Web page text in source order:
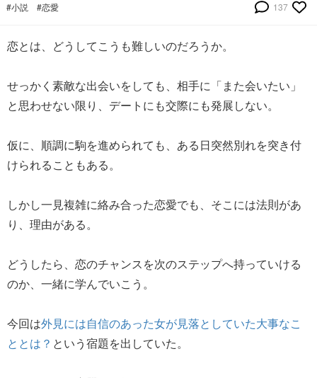
#小説
#恋愛 137
恋とは、どうしてこうも難しいのだろうか。
せっかく素敵な出会いをしても、相手に「また会いたい」
と思わせない限り、デートにも交際にも発展しない。
仮に、順調に駒を進められても、ある日突然別れを突き付
けられることもある。
しかし一見複雑に絡み合った恋愛でも、そこには法則があ
り、理由がある。
どうしたら、恋のチャンスを次のステップへ持っていける
のか、一緒に学んでいこう。
今回は外見には自信のあった女が見落としていた大事なこ
ととは？ という宿題を出していた。